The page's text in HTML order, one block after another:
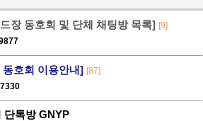
장 동호회 및 단체 채팅방 목록] [9]
동호회 이용안내] [87]
단톡방 GNYP